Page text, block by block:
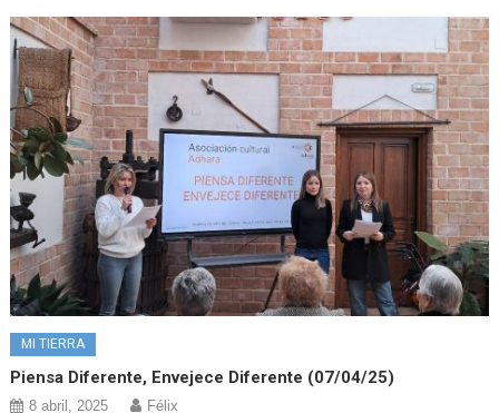
MI TIERRA
Piensa Diferente, Envejece Diferente (07/04/25)
8 abril, 2025 Félix